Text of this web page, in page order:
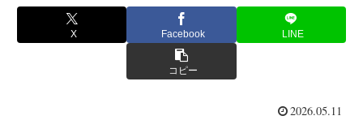
X Facebook LINE
コピー
2026.05.11